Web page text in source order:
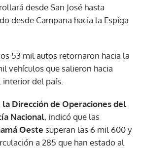
desde San José hasta
desde Campana hacia la Espiga
53 mil autos retornaron hacia la
vehículos que salieron hacia
del país.
Dirección de Operaciones del
Nacional, indicó que las
Oeste superan las 6 mil 600 y
a 285 que han estado al